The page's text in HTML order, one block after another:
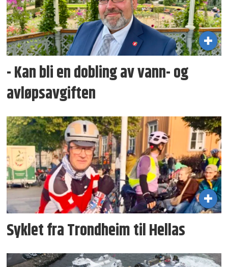
- Kan bli en dobling av vann- og
avløpsavgiften
Syklet fra Trondheim til Hellas